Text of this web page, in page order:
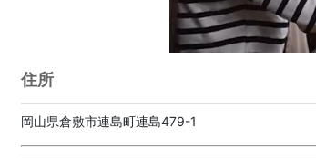
住所
岡山県倉敷市連島町連島479-1